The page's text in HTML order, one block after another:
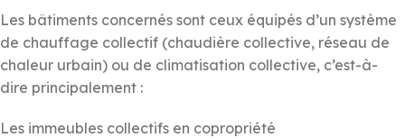
Les bâtiments concernés sont ceux équipés d’un système
de chauffage collectif (chaudière collective, réseau de
chaleur urbain) ou de climatisation collective, c’est-à-
dire principalement :
Les immeubles collectifs en copropriété